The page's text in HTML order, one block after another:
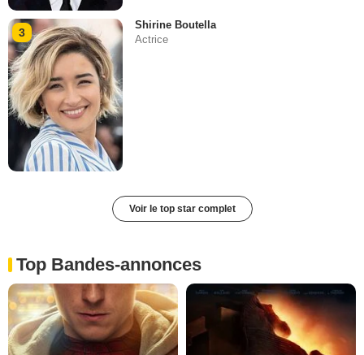
3
Shirine Boutella
Actrice
Voir le top star complet
Top Bandes-annonces